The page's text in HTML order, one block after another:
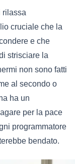
rilassa
cruciale che la
e che
strisciare la
non sono fatti
al secondo o
ha un
per la pace
programmatore
bendato.